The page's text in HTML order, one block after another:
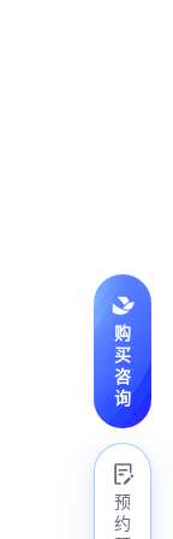
购
买
咨
询
预
约